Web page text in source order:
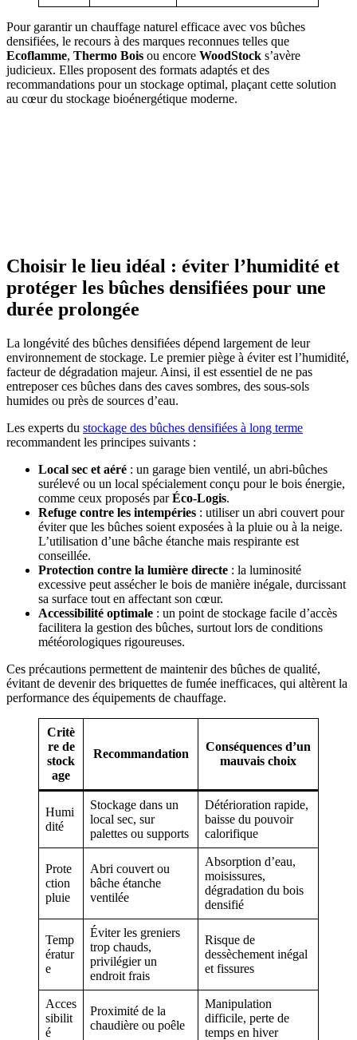
Pour garantir un chauffage naturel efficace avec vos bûches
densifiées, le recours à des marques reconnues telles que
Ecoflamme, Thermo Bois ou encore WoodStock s’avère
judicieux. Elles proposent des formats adaptés et des
recommandations pour un stockage optimal, plaçant cette solution
au cœur du stockage bioénergétique moderne.
Choisir le lieu idéal : éviter l’humidité et
protéger les bûches densifiées pour une
durée prolongée
La longévité des bûches densifiées dépend largement de leur
environnement de stockage. Le premier piège à éviter est l’humidité,
facteur de dégradation majeur. Ainsi, il est essentiel de ne pas
entreposer ces bûches dans des caves sombres, des sous-sols
humides ou près de sources d’eau.
Les experts du stockage des bûches densifiées à long terme
recommandent les principes suivants :
Local sec et aéré : un garage bien ventilé, un abri-bûches
surélevé ou un local spécialement conçu pour le bois énergie,
comme ceux proposés parÉco-Logis.
Refuge contre les intempéries : utiliser un abri couvert pour
éviter que les bûches soient exposées à la pluie ou à la neige.
L’utilisation d’une bâche étanche mais respirante est
conseillée.
Protection contre la lumière directe : la luminosité
excessive peut assécher le bois de manière inégale, durcissant
sa surface tout en affectant son cœur.
Accessibilité optimale : un point de stockage facile d’accès
facilitera la gestion des bûches, surtout lors de conditions
météorologiques rigoureuses.
Ces précautions permettent de maintenir des bûches de qualité,
évitant de devenir des briquettes de fumée inefficaces, qui altèrent la
performance des équipements de chauffage.
Critè
re de
stock
age
Recommandation
Conséquences d’un
mauvais choix
Humi
dité
Stockage dans un
local sec, sur
palettes ou supports
Détérioration rapide,
baisse du pouvoir
calorifique
Prote
ction
pluie
Abri couvert ou
bâche étanche
ventilée
Absorption d’eau,
moisissures,
dégradation du bois
densifié
Temp
ératur
e
Éviter les greniers
trop chauds,
privilégier un
endroit frais
Risque de
dessèchement inégal
et fissures
Acces
sibilit
é
Proximité de la
chaudière ou poêle
Manipulation
difficile, perte de
temps en hiver